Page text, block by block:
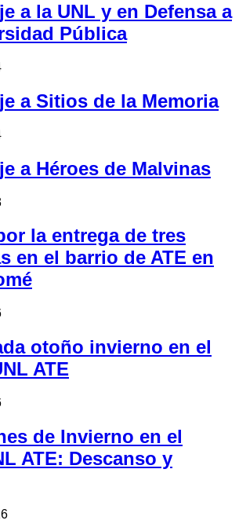
a la UNL y en Defensa a
Pública
a Sitios de la Memoria
a Héroes de Malvinas
la entrega de tres
en el barrio de ATE en
otoño invierno en el
ATE
de Invierno en el
ATE: Descanso y